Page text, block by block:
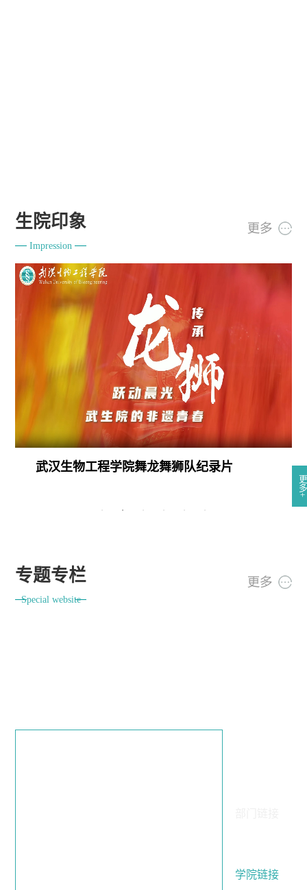
生院印象
Impression
武汉生物工程学院舞龙舞狮队纪录片
更多+
专题专栏
Special website
学院链接